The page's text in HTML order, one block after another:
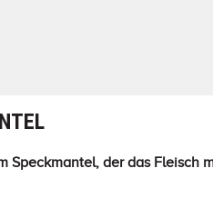
Speckmantel, der das Fleisch